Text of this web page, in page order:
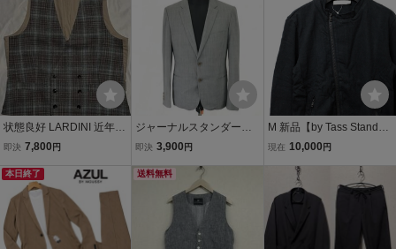
年 Sage Grey XL 710163
ト M Olive ジレ トップス
g25704
状態良好 LARDINI 近年モ
デル ラルディーニ サイズ
級 グレーブラウンベージ
ュ系 ウール シルク イタリ
ア製
即決 7,800 円
ジャーナルスタンダード/j
ournal standard★春夏/テ
ンズM/グレー/gray】Jack
et/Jumper◆pBH512
即決 3,900 円
M 新品【by Tass Standar
d ライダースジャケット
イ タス スタンダード ライ
ダースジャケット スウェ
ット地】
現在 10,000 円
本日終了 送料無料